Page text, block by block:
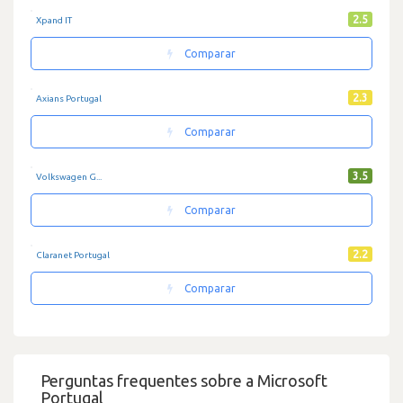
Perguntas frequentes sobre a Microsoft
Portugal
Xpand IT 2.5
Comparar
Axians Portugal 2.3
Comparar
Volkswagen G... 3.5
Comparar
Claranet Portugal 2.2
Comparar